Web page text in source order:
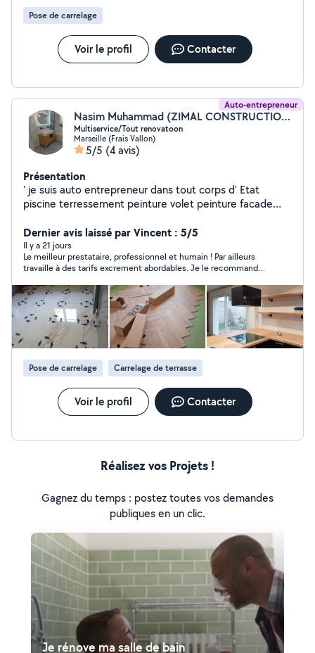
disponible.
Pose de carrelage
Voir le profil Contacter
Auto-entrepreneur
Nasim Muhammad (ZIMAL CONSTRUCTION)
Multiservice/Tout renovatoon
Marseille (Frais Vallon)
5/5 (4 avis)
Présentation
' je suis auto entrepreneur dans tout corps d' Etat
piscine terressement peinture volet peinture facade
Dernier avis laissé par Vincent : 5/5
Il y a 21 jours
Le meilleur prestataire, professionnel et humain ! Par ailleurs
travaille à des tarifs excrement abordables. Je le recommande à
cela existe et il en est là preuve.
Pose de carrelage Carrelage de terrasse
Voir le profil Contacter
Réalisez vos Projets !
Gagnez du temps : postez toutes vos demandes
publiques en un clic.
Je rénove ma salle de bain